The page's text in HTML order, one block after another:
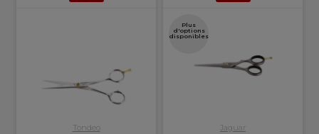
Tondeo
Plus
d'options
disponibles
Jaguar